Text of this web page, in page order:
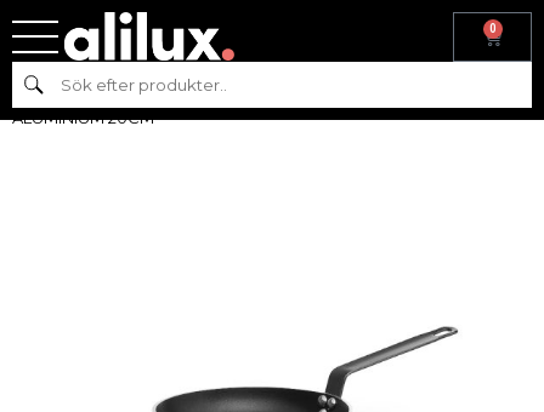
0
Sök
Hem
Stekpanna/Stekpannor/ STEKPANNA – TEFLONBELAGD
ALUMINIUM 20CM